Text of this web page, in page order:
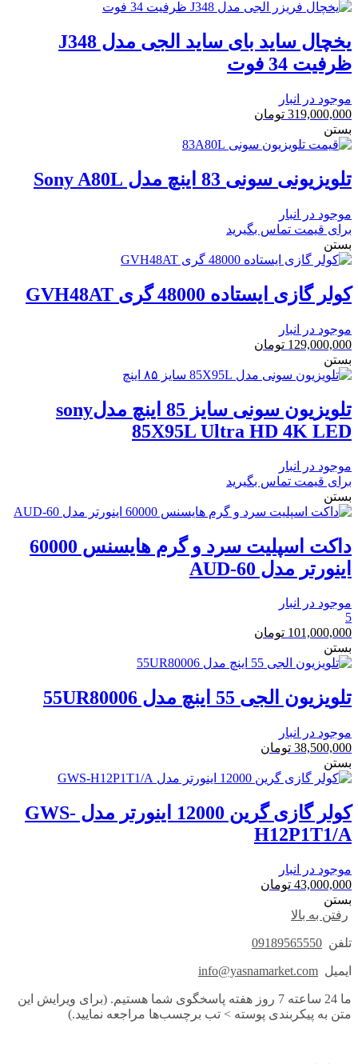
یخچال ساید بای ساید الجی مدل J348
ظرفیت 34 فوت
موجود در انبار
319,000,000 تومان
بستن
تلویزیونی سونی 83 اینچ مدل Sony A80L
موجود در انبار
برای قیمت تماس بگیرید
بستن
کولر گازی ایستاده 48000 گری GVH48AT
موجود در انبار
129,000,000 تومان
بستن
تلویزیون سونی سایز 85 اینچ مدلsony
85X95L Ultra HD 4K LED
موجود در انبار
برای قیمت تماس بگیرید
بستن
داکت اسپلیت سرد و گرم هایسنس 60000
اینورتر مدل AUD-60
موجود در انبار
5
101,000,000 تومان
بستن
تلویزیون الجی 55 اینچ مدل 55UR80006
موجود در انبار
38,500,000 تومان
بستن
کولر گازی گرین 12000 اینورتر مدل GWS-
H12P1T1/A
موجود در انبار
43,000,000 تومان
بستن
رفتن به بالا
تلفن 09189565550
ایمیل info@yasnamarket.com
ما 24 ساعته 7 روز هفته پاسخگوی شما هستیم. (برای ویرایش این
متن به پیکربندی پوسته > تب برچسب‌ها مراجعه نمایید.)